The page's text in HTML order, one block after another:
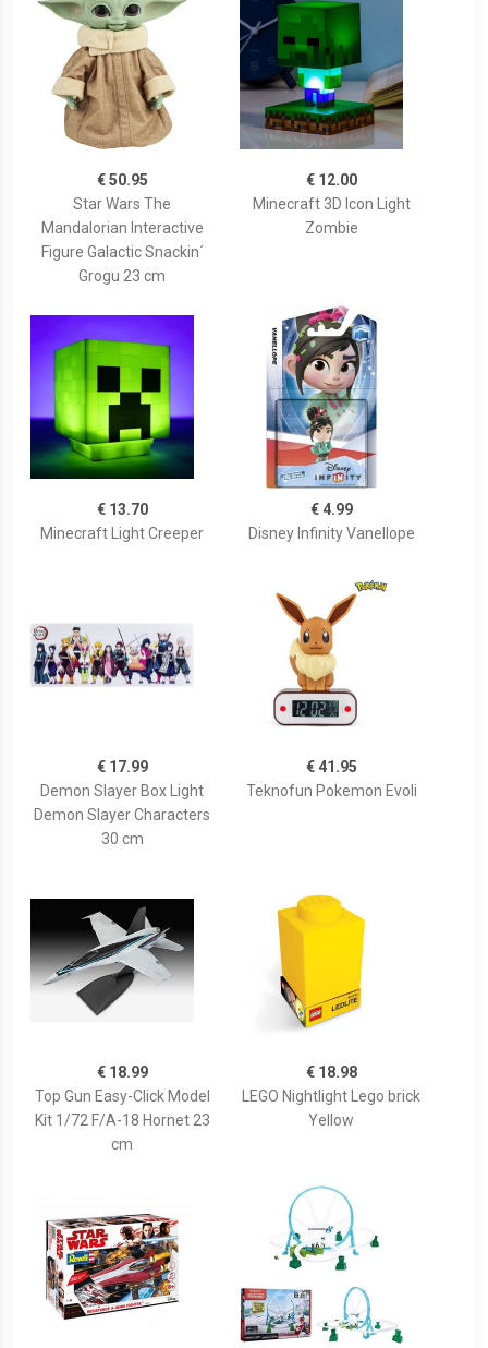
€ 50.95
Star Wars The
Mandalorian Interactive
Figure Galactic Snackin´
Grogu 23 cm
€ 12.00
Minecraft 3D Icon Light
Zombie
€ 13.70
Minecraft Light Creeper
€ 4.99
Disney Infinity Vanellope
€ 17.99
Demon Slayer Box Light
Demon Slayer Characters
30 cm
€ 41.95
Teknofun Pokemon Evoli
€ 18.99
Top Gun Easy-Click Model
Kit 1/72 F/A-18 Hornet 23
cm
€ 18.98
LEGO Nightlight Lego brick
Yellow